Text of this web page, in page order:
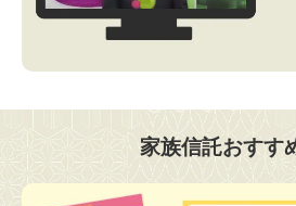
家族信託おすす